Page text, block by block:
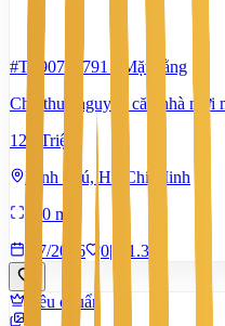
#TS90751791
Mặt bằng
Cho thuê nguyên căn nhà mới
120 Triệu
Bình Phú, Hồ Chí Minh
850 m²
9/7/2026
0| 1.378
Tiêu chuẩn